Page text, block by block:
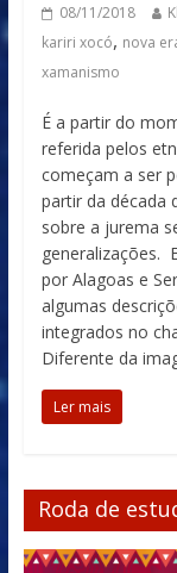
08/11/2018
kariri xocó, nova
xamanismo
É a partir do
referida pelos
começam a ser
partir da década
sobre a jurema
generalizações.
por Alagoas e
algumas
integrados no
Diferente da
Ler mais
Roda de